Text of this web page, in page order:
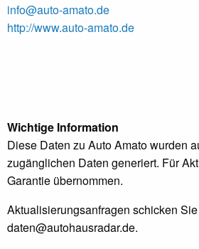
info@auto-amato.de
http://www.auto-amato.de
Wichtige Information
Diese Daten zu Auto Amato wurden
zugänglichen Daten generiert. Für
Garantie übernommen.
Aktualisierungsanfragen schicken
daten@autohausradar.de.